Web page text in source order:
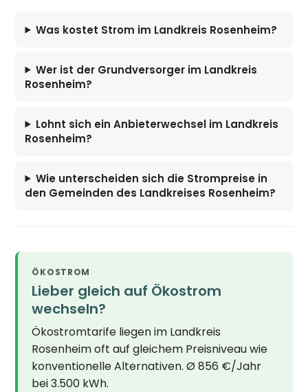
Was kostet Strom im Landkreis Rosenheim?
Wer ist der Grundversorger im Landkreis
Rosenheim?
Lohnt sich ein Anbieterwechsel im Landkreis
Rosenheim?
Wie unterscheiden sich die Strompreise in
den Gemeinden des Landkreises Rosenheim?
ÖKOSTROM
Lieber gleich auf Ökostrom
wechseln?
Ökostromtarife liegen im Landkreis
Rosenheim oft auf gleichem Preisniveau wie
konventionelle Alternativen. Ø 856 €/Jahr
bei 3.500 kWh.